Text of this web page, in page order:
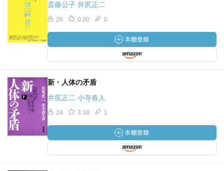
斎藤公子 井尻正二
26 0.00 0
新・人体の矛盾
井尻正二 小寺春人
24 3.38 1